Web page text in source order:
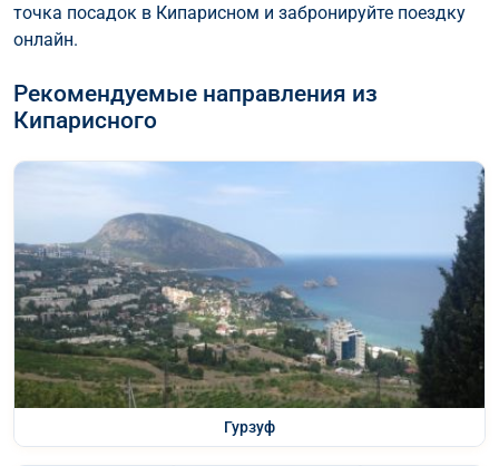
точка посадок в Кипарисном и забронируйте поездку
онлайн.
Рекомендуемые направления из
Кипарисного
Гурзуф